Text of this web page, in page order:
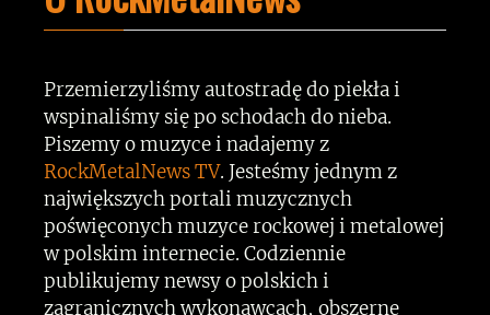
Przemierzyliśmy autostradę do piekła i
wspinaliśmy się po schodach do nieba.
Piszemy o muzyce i nadajemy z
RockMetalNews TV. Jesteśmy jednym z
największych portali muzycznych
poświęconych muzyce rockowej i metalowej
w polskim internecie. Codziennie
publikujemy newsy o polskich i
zagranicznych wykonawcach, obszerne